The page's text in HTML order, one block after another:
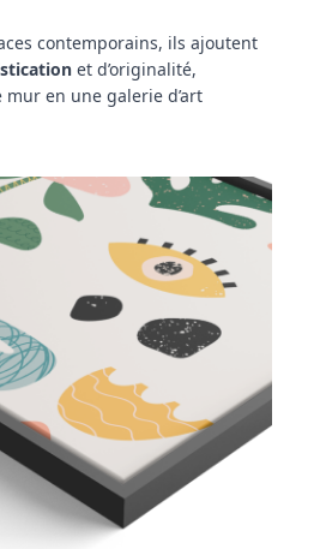
contemporains, ils ajoutent
et d’originalité,
en une galerie d’art